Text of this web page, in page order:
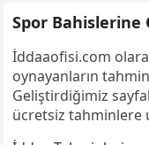
Spor Bahislerine
İddaaofisi.com
oynayanların
Geliştirdiğimiz
ücretsiz tahminlere